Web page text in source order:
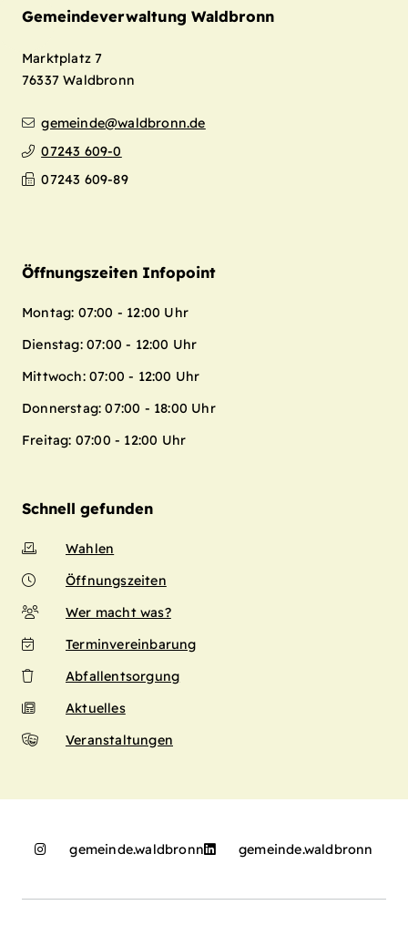
Gemeindeverwaltung Waldbronn
Marktplatz 7
76337 Waldbronn
gemeinde@waldbronn.de
07243 609-0
07243 609-89
Öffnungszeiten Infopoint
Montag: 07:00 - 12:00 Uhr
Dienstag: 07:00 - 12:00 Uhr
Mittwoch: 07:00 - 12:00 Uhr
Donnerstag: 07:00 - 18:00 Uhr
Freitag: 07:00 - 12:00 Uhr
Schnell gefunden
Wahlen
Öffnungszeiten
Wer macht was?
Terminvereinbarung
Abfallentsorgung
Aktuelles
Veranstaltungen
gemeinde.waldbronn gemeinde.waldbronn